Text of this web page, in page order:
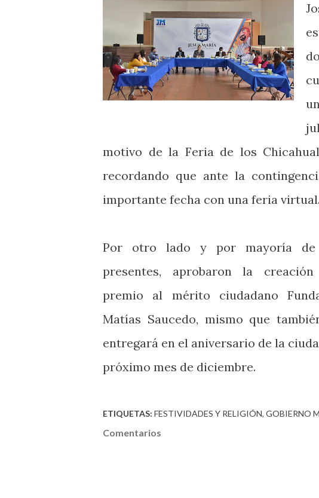
motivo de la Feria de los
recordando que ante la
importante fecha con una feria virtual.
Por otro lado y por mayoría
presentes, aprobaron la
premio al mérito ciudadano
Matías Saucedo, mismo que
entregará en el aniversario de la
próximo mes de diciembre.
ETIQUETAS: FESTIVIDADES Y RELIGIÓN GOBIERNO
Comentarios